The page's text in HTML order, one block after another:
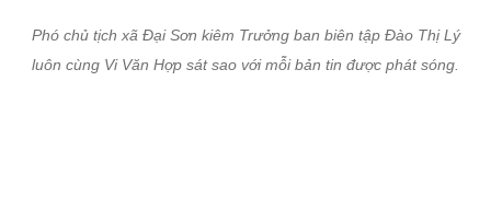
Phó chủ tịch xã Đại Sơn kiêm Trưởng ban biên tập Đào Thị Lý
luôn cùng Vi Văn Hợp sát sao với mỗi bản tin được phát sóng.